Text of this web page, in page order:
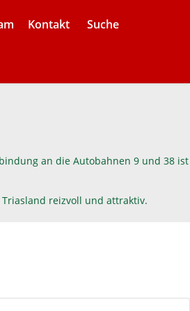
Kontakt Suche
an die Autobahnen 9 und 38 ist
reizvoll und attraktiv.